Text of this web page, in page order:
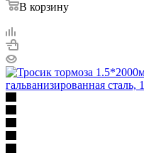
В корзину